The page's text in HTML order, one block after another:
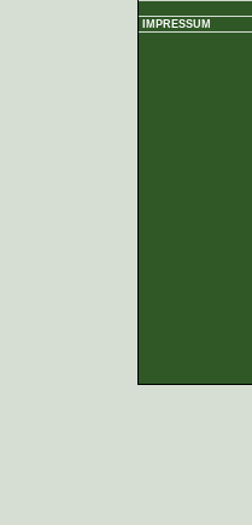
IMPRESSUM